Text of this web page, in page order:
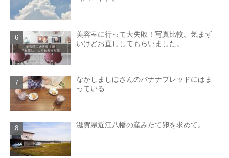
美容室に行って大失敗！写真比較。気まず
いけどお直ししてもらいました。
なかしましほさんのバナナブレッドにはま
っている
滋賀県近江八幡の産みたて卵を求めて。